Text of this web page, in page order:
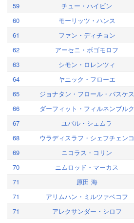
59
チュー・ハイビン
60
モーリッツ・ハンス
61
ファン・ディチョン
62
アーセニ・ボゴモロフ
63
シモン・ロレンツィ
64
ヤニック・フローエ
65
ジョナタン・フロール・バスケス
66
ダーフィット・フィルネンブルク
67
ユバル・シェムラ
68
ウラディスラフ・シェフチェンコ
69
ニコラス・コリン
70
ニムロッド・マーカス
71
原田 海
71
アリムハン・ミルツァベコフ
71
アレクサンダー・シロフ